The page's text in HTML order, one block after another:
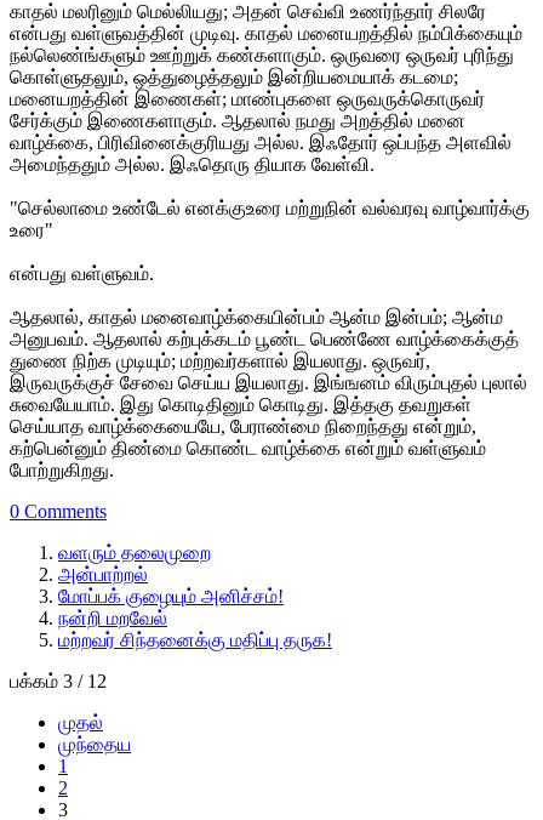
காதல் மலரினும் மெல்லியது; அதன் செவ்வி உணர்ந்தார் சிலரே
என்பது வள்ளுவத்தின் முடிவு. காதல் மனையறத்தில் நம்பிக்கையும்
நல்லெண்ங்களும் ஊற்றுக் கண்களாகும். ஒருவரை ஒருவர் புரிந்து
கொள்ளுதலும், ஒத்துழைத்தலும் இன்றியமையாக் கடமை;
மனையறத்தின் இணைகள்; மாண்புகளை ஒருவருக்கொருவர்
சேர்க்கும் இணைகளாகும். ஆதலால் நமது அறத்தில் மனை
வாழ்க்கை, பிரிவினைக்குரியது அல்ல. இஃதோர் ஒப்பந்த அளவில்
அமைந்ததும் அல்ல. இஃதொரு தியாக வேள்வி.
"செல்லாமை உண்டேல் எனக்குஉரை மற்றுநின் வல்வரவு வாழ்வார்க்கு
உரை"
என்பது வள்ளுவம்.
ஆதலால், காதல் மனைவாழ்க்கையின்பம் ஆன்ம இன்பம்; ஆன்ம
அனுபவம். ஆதலால் கற்புக்கடம் பூண்ட பெண்ணே வாழ்க்கைக்குத்
துணை நிற்க முடியும்; மற்றவர்களால் இயலாது. ஒருவர்,
இருவருக்குச் சேவை செய்ய இயலாது. இங்ஙனம் விரும்புதல் புலால்
சுவையேயாம். இது கொடிதினும் கொடிது. இத்தகு தவறுகள்
செய்யாத வாழ்க்கையையே, பேராண்மை நிறைந்தது என்றும்,
கற்பென்னும் திண்மை கொண்ட வாழ்க்கை என்றும் வள்ளுவம்
போற்றுகிறது.
0 Comments
வளரும் தலைமுறை
அன்பாற்றல்
மோப்பக் குழையும் அனிச்சம்!
நன்றி மறவேல்
மற்றவர் சிந்தனைக்கு மதிப்பு தருக!
பக்கம் 3 / 12
முதல்
முந்தைய
1
2
3